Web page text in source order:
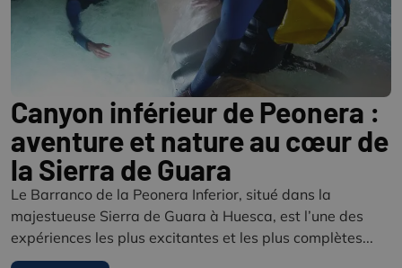
Canyon inférieur de Peonera :
aventure et nature au cœur de
la Sierra de Guara
Le Barranco de la Peonera Inferior, situé dans la
majestueuse Sierra de Guara à Huesca, est l’une des
expériences les plus excitantes et les plus complètes...